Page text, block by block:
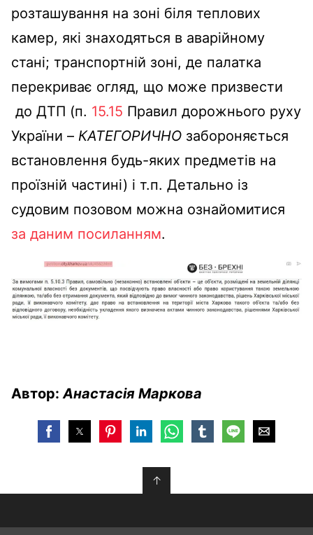
розташування на зоні біля теплових
камер, які знаходяться в аварійному
стані; транспортній зоні, де палатка
перекриває огляд, що може призвести
до ДТП (п. 15.15 Правил дорожнього руху
України – КАТЕГОРИЧНО забороняється
встановлення будь-яких предметів на
проїзній частині) і т.п. Детально із
судовим позовом можна ознайомитися
за даним посиланням.
Автор:Анастасія Маркова
↑